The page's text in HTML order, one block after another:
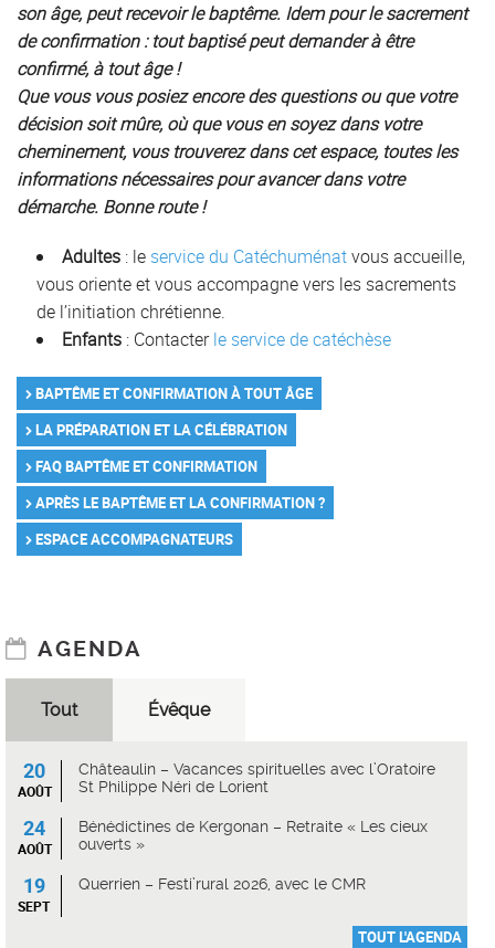
son âge, peut recevoir le baptême. Idem pour le sacrement
de confirmation : tout baptisé peut demander à être
confirmé, à tout âge !
Que vous vous posiez encore des questions ou que votre
décision soit mûre, où que vous en soyez dans votre
cheminement, vous trouverez dans cet espace, toutes les
informations nécessaires pour avancer dans votre
démarche. Bonne route !
Adultes: le service du Catéchuménatvous accueille,
vous oriente et vous accompagne vers les sacrements
de l’initiation chrétienne.
Enfants: Contacterle service de catéchèse
BAPTÊME ET CONFIRMATION À TOUT ÂGE
LA PRÉPARATION ET LA CÉLÉBRATION
FAQ BAPTÊME ET CONFIRMATION
APRÈS LE BAPTÊME ET LA CONFIRMATION ?
ESPACE ACCOMPAGNATEURS
AGENDA
Tout Évêque
20
AOÛT
Châteaulin – Vacances spirituelles avec l’Oratoire
St Philippe Néri de Lorient
24
AOÛT
Bénédictines de Kergonan – Retraite « Les cieux
ouverts »
19
SEPT
Querrien – Festi’rural 2026, avec le CMR
TOUT L'AGENDA